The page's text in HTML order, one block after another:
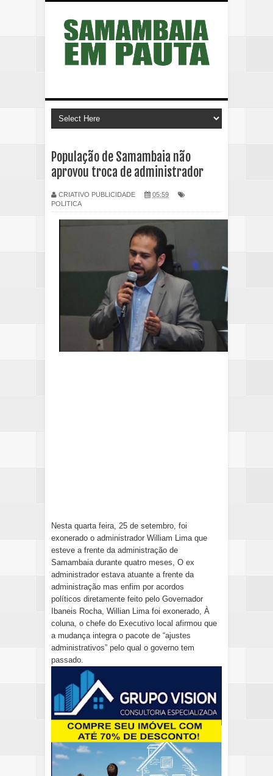
População de Samambaia não
aprovou troca de administrador
CRIATIVO PUBLICIDADE
05:59
POLITICA
Nesta quarta feira, 25 de setembro, foi
exonerado o administrador William Lima que
esteve a frente da administração de
Samambaia durante quatro meses, O ex
administrador estava atuante a frente da
administração mas enfim por acordos
políticos diretamente feito pelo Governador
Ibaneis Rocha, Willian Lima foi exonerado, À
coluna, o chefe do Executivo local afirmou que
a mudança integra o pacote de “ajustes
administrativos” pelo qual o governo tem
passado.